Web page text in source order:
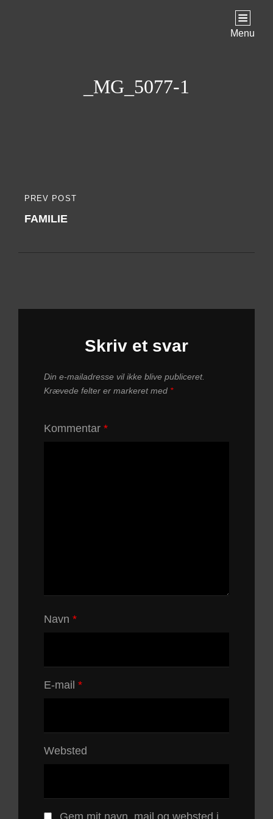
Menu
_MG_5077-1
Indlægsnavigation
PREVIOUS
POST
PREV POST
FAMILIE
Skriv et svar
Din e-mailadresse vil ikke blive publiceret.
Krævede felter er markeret med *
Kommentar *
Navn *
E-mail *
Websted